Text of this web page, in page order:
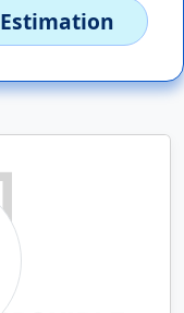
Estimation